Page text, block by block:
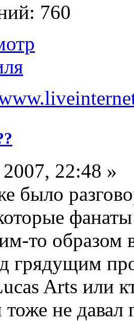
760
22:48 »
было
фанаты
то
грядущим
Arts или
тоже не